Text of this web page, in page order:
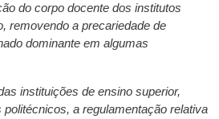
do corpo docente dos institutos
removendo a precariedade de
dominante em algumas
instituições de ensino superior,
a regulamentação relativa